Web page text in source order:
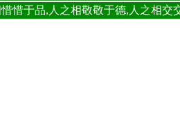
惜惜于品,人之相敬敬于德,人之相